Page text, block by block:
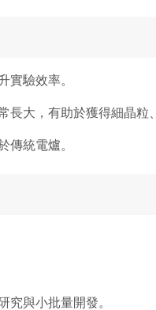
實驗效率。
大，有助於獲得細晶粒
傳統電爐。
究與小批量開發。